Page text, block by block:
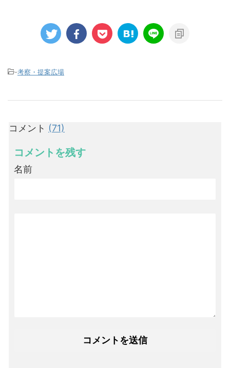
-考察・提案広場
コメント (71)
コメントを残す
名前